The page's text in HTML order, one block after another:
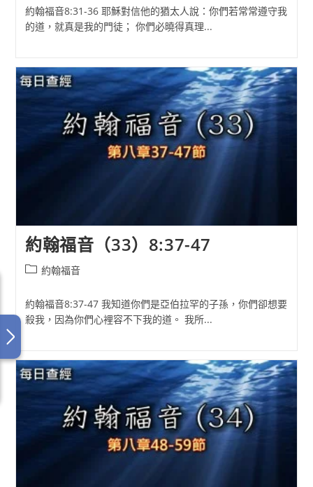
約翰福音8:31-36 耶穌對信他的猶太人說：你們若常常遵守我
的道，就真是我的門徒； 你們必曉得真理...
約翰福音（33）8:37-47
Post約翰福音
約翰福音8:37-47 我知道你們是亞伯拉罕的子孫，你們卻想要
殺我，因為你們心裡容不下我的道。 我所...